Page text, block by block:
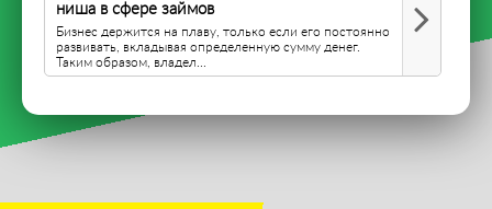
ниша в сфере займов
Бизнес держится на плаву, только если его постоянно
развивать, вкладывая определенную сумму денег.
Таким образом, владел...